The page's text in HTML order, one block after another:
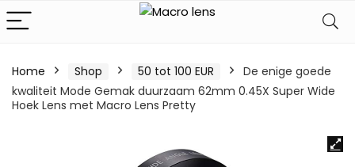
Home Shop 50 tot 100 EUR
De enige goede
kwaliteit Mode Gemak duurzaam 62mm 0.45X Super Wide
Hoek Lens met Macro Lens Pretty